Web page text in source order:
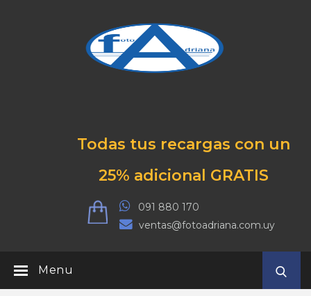
Todas tus recargas con un
25% adicional GRATIS
091 880 170
ventas@fotoadriana.com.uy
Menu